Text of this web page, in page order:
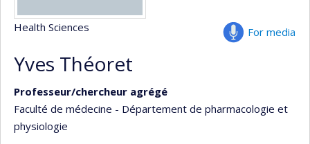
For media
Health Sciences
Yves Théoret
Professeur/chercheur agrégé
Faculté de médecine - Département de pharmacologie et
physiologie